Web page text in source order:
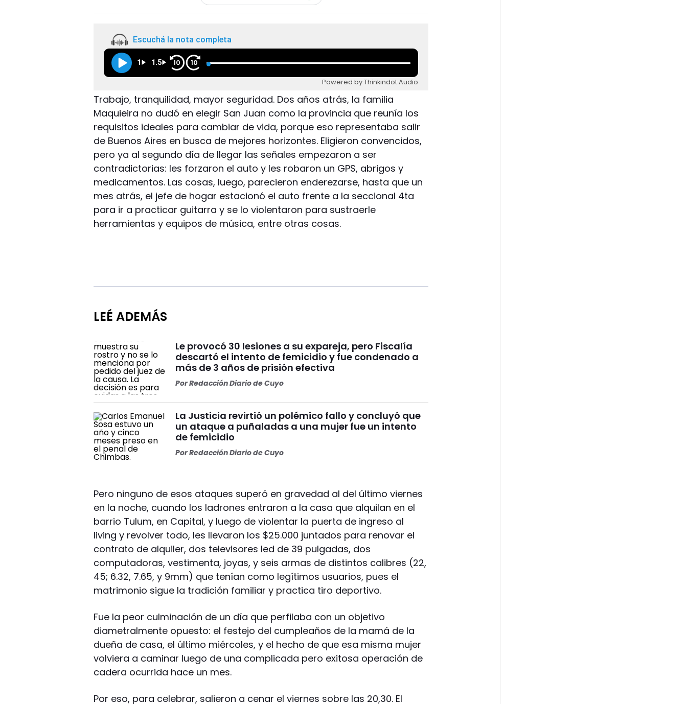
Escuchá la nota completa
1 1.5 10 10
Powered by Thinkindot Audio
Trabajo, tranquilidad, mayor seguridad. Dos años atrás, la familia
Maquieira no dudó en elegir San Juan como la provincia que reunía los
requisitos ideales para cambiar de vida, porque eso representaba salir
de Buenos Aires en busca de mejores horizontes. Eligieron convencidos,
pero ya al segundo día de llegar las señales empezaron a ser
contradictorias: les forzaron el auto y les robaron un GPS, abrigos y
medicamentos. Las cosas, luego, parecieron enderezarse, hasta que un
mes atrás, el jefe de hogar estacionó el auto frente a la seccional 4ta
para ir a practicar guitarra y se lo violentaron para sustraerle
herramientas y equipos de música, entre otras cosas.
LEÉ ADEMÁS
Le provocó 30 lesiones a su expareja, pero Fiscalía
descartó el intento de femicidio y fue condenado a
más de 3 años de prisión efectiva
PorRedacción Diario de Cuyo
La Justicia revirtió un polémico fallo y concluyó que
un ataque a puñaladas a una mujer fue un intento
de femicidio
PorRedacción Diario de Cuyo
Pero ninguno de esos ataques superó en gravedad al del último viernes
en la noche, cuando los ladrones entraron a la casa que alquilan en el
barrio Tulum, en Capital, y luego de violentar la puerta de ingreso al
living y revolver todo, les llevaron los $25.000 juntados para renovar el
contrato de alquiler, dos televisores led de 39 pulgadas, dos
computadoras, vestimenta, joyas, y seis armas de distintos calibres (22,
45; 6.32, 7.65, y 9mm) que tenían como legítimos usuarios, pues el
matrimonio sigue la tradición familiar y practica tiro deportivo.
Fue la peor culminación de un día que perfilaba con un objetivo
diametralmente opuesto: el festejo del cumpleaños de la mamá de la
dueña de casa, el último miércoles, y el hecho de que esa misma mujer
volviera a caminar luego de una complicada pero exitosa operación de
cadera ocurrida hace un mes.
Por eso, para celebrar, salieron a cenar el viernes sobre las 20,30. El